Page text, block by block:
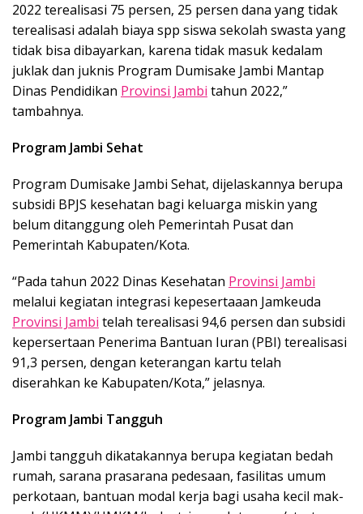
2022 terealisasi 75 persen, 25 persen dana yang tidak
terealisasi adalah biaya spp siswa sekolah swasta yang
tidak bisa dibayarkan, karena tidak masuk kedalam
juklak dan juknis Program Dumisake Jambi Mantap
Dinas Pendidikan Provinsi Jambi tahun 2022,”
tambahnya.
Program Jambi Sehat
Program Dumisake Jambi Sehat, dijelaskannya berupa
subsidi BPJS kesehatan bagi keluarga miskin yang
belum ditanggung oleh Pemerintah Pusat dan
Pemerintah Kabupaten/Kota.
“Pada tahun 2022 Dinas Kesehatan Provinsi Jambi
melalui kegiatan integrasi kepesertaaan Jamkeuda
Provinsi Jambi telah terealisasi 94,6 persen dan subsidi
kepersertaan Penerima Bantuan Iuran (PBI) terealisasi
91,3 persen, dengan keterangan kartu telah
diserahkan ke Kabupaten/Kota,” jelasnya.
Program Jambi Tangguh
Jambi tangguh dikatakannya berupa kegiatan bedah
rumah, sarana prasarana pedesaan, fasilitas umum
perkotaan, bantuan modal kerja bagi usaha kecil mak-